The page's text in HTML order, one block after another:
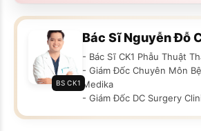
BS CK1
Bác Sĩ Nguyễn Đỗ
- Bác Sĩ CK1 Phẫu Thuật
- Giám Đốc Chuyên Môn
Medika
- Giám Đốc DC Surgery